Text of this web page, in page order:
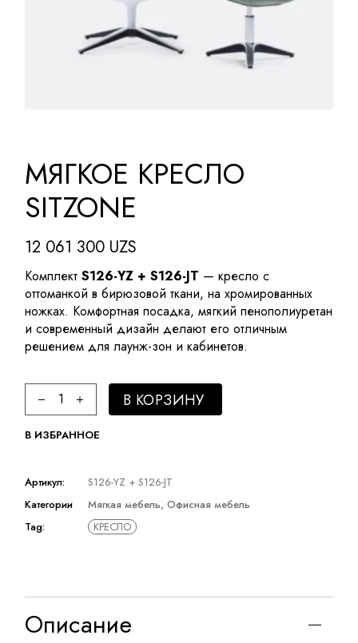
МЯГКОЕ КРЕСЛО
SITZONE
12 061 300 UZS
КомплектS126-YZ + S126-JT — кресло с
оттоманкой в бирюзовой ткани, на хромированных
ножках. Комфортная посадка, мягкий пенополиуретан
и современный дизайн делают его отличным
решением для лаунж-зон и кабинетов.
Мягкое кресло Sitzone quantity
В КОРЗИНУ
В ИЗБРАННОЕ
Артикул:
S126-YZ + S126-JT
Категории
Мягкая мебель,Офисная мебель
Tag:
КРЕСЛО
Описание